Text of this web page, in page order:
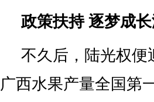
政策扶持 逐梦成
不久后，陆光权便
广西水果产量全国第